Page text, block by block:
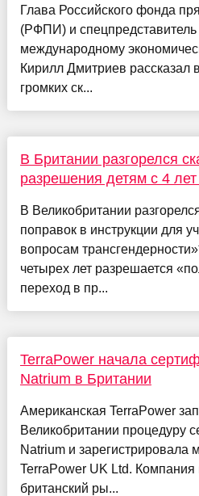
Глава Российского фонда
(РФПИ) и
международному
Кирилл Дмитриев рассказал
громких ск...
В Британии разгорелся
разрешения детям с 4
В Великобритании
поправок в инструкции для
вопросам
четырех лет разрешается
переход в пр...
TerraPower начала
Natrium в Британии
Американская TerraPower
Великобритании процедуру
Natrium и зарегистрировала
TerraPower UK Ltd. Компания
британский ры...